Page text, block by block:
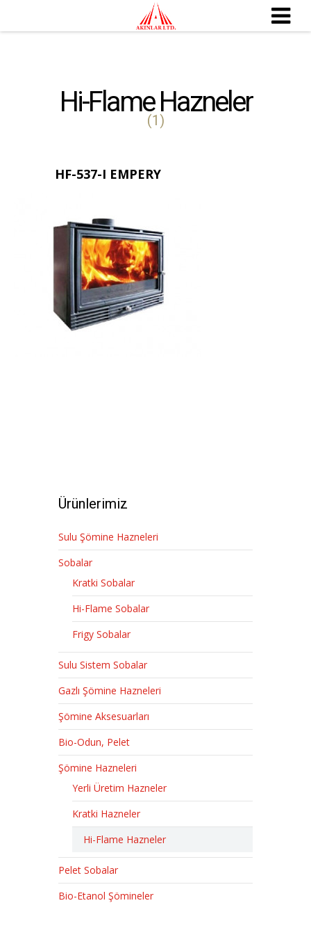
Hi-Flame Hazneler
(1)
HF-537-I EMPERY
Ürünlerimiz
Sulu Şömine Hazneleri
Sobalar
Kratki Sobalar
Hi-Flame Sobalar
Frigy Sobalar
Sulu Sistem Sobalar
Gazlı Şömine Hazneleri
Şömine Aksesuarları
Bio-Odun, Pelet
Şömine Hazneleri
Yerli Üretim Hazneler
Kratki Hazneler
Hi-Flame Hazneler
Pelet Sobalar
Bio-Etanol Şömineler